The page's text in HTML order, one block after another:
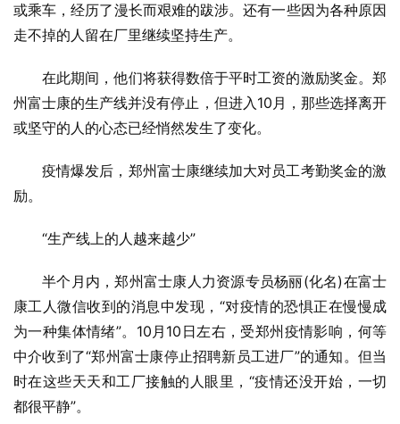
或乘车，经历了漫长而艰难的跋涉。还有一些因为各种原因
走不掉的人留在厂里继续坚持生产。
在此期间，他们将获得数倍于平时工资的激励奖金。郑
州富士康的生产线并没有停止，但进入10月，那些选择离开
或坚守的人的心态已经悄然发生了变化。
疫情爆发后，郑州富士康继续加大对员工考勤奖金的激
励。
“生产线上的人越来越少”
半个月内，郑州富士康人力资源专员杨丽(化名)在富士
康工人微信收到的消息中发现，“对疫情的恐惧正在慢慢成
为一种集体情绪”。10月10日左右，受郑州疫情影响，何等
中介收到了“郑州富士康停止招聘新员工进厂”的通知。但当
时在这些天天和工厂接触的人眼里，“疫情还没开始，一切
都很平静”。